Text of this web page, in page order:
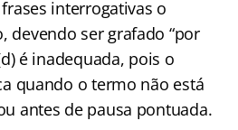
interrogativas o
devendo ser grafado “por
é inadequada, pois o
quando o termo não está
antes de pausa pontuada.